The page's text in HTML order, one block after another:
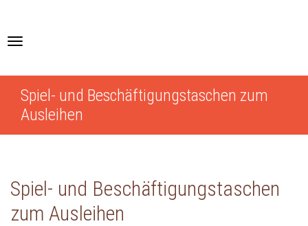
main
Toggle
Spiel- und Beschäftigungstaschen zum
Ausleihen
Spiel- und Beschäftigungstaschen
zum Ausleihen